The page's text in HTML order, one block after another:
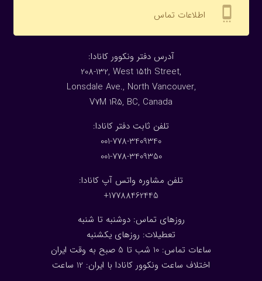
settings_cell اطلاعات تماس
:آدرس دفتر ونکوور کانادا
208-132, West 15th Street,
Lonsdale Ave., North Vancouver,
V7M 1R5, BC, Canada
:تلفن ثابت دفتر کانادا
001-778-3409340
001-778-3409350
تلفن مشاوره واتس آپ کانادا:
17788462445+
روزهای تماس: دوشنبه تا شنبه
تعطیلات: روزهای یکشنبه
ساعات تماس: 10 شب تا 5 صبح به وقت ایران
اختلاف ساعت ونکوور کانادا با ایران: 1 2 ساعت